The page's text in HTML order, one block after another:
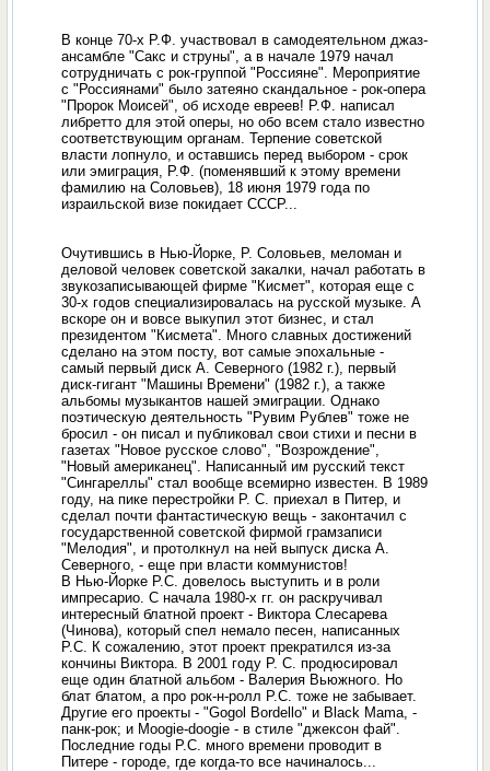
В конце 70-х Р.Ф. участвовал в самодеятельном джаз-
ансамбле "Сакс и струны", а в начале 1979 начал
сотрудничать с рок-группой "Россияне". Мероприятие
с "Россиянами" было затеяно скандальное - рок-опера
"Пророк Моисей", об исходе евреев! Р.Ф. написал
либретто для этой оперы, но обо всем стало известно
соответствующим органам. Терпение советской
власти лопнуло, и оставшись перед выбором - срок
или эмиграция, Р.Ф. (поменявший к этому времени
фамилию на Соловьев), 18 июня 1979 года по
израильской визе покидает СССР...
Очутившись в Нью-Йорке, Р. Соловьев, меломан и
деловой человек советской закалки, начал работать в
звукозаписывающей фирме "Кисмет", которая еще с
30-х годов специализировалась на русской музыке. А
вскоре он и вовсе выкупил этот бизнес, и стал
президентом "Кисмета". Много славных достижений
сделано на этом посту, вот самые эпохальные -
самый первый диск А. Северного (1982 г.), первый
диск-гигант "Машины Времени" (1982 г.), а также
альбомы музыкантов нашей эмиграции. Однако
поэтическую деятельность "Рувим Рублев" тоже не
бросил - он писал и публиковал свои стихи и песни в
газетах "Новое русское слово", "Возрождение",
"Новый американец". Написанный им русский текст
"Сингареллы" стал вообще всемирно известен. В 1989
году, на пике перестройки Р. С. приехал в Питер, и
сделал почти фантастическую вещь - законтачил с
государственной советской фирмой грамзаписи
"Мелодия", и протолкнул на ней выпуск диска А.
Северного, - еще при власти коммунистов!
В Нью-Йорке Р.С. довелось выступить и в роли
импресарио. С начала 1980-х гг. он раскручивал
интересный блатной проект - Виктора Слесарева
(Чинова), который спел немало песен, написанных
Р.С. К сожалению, этот проект прекратился из-за
кончины Виктора. В 2001 году Р. С. продюсировал
еще один блатной альбом - Валерия Вьюжного. Но
блат блатом, а про рок-н-ролл Р.С. тоже не забывает.
Другие его проекты - "Gogol Bordello" и Black Mama, -
панк-рок; и Moogie-doogie - в стиле "джексон фай".
Последние годы Р.С. много времени проводит в
Питере - городе, где когда-то все начиналось...